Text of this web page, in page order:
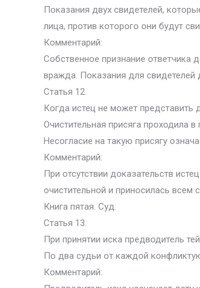
Показания двух свидетелей,
лица, против которого они будут
Комментарий:
Собственное признание ответчика
вражда. Показания для
Статья 12.
Когда истец не может представить
Очистительная присяга проходила в
Несогласие на такую присягу
Комментарий:
При отсутствии доказательств
очистительной и приносилась всем
Книга пятая. Суд.
Статья 13.
При принятии иска предводитель
По два судьи от каждой
Комментарий: